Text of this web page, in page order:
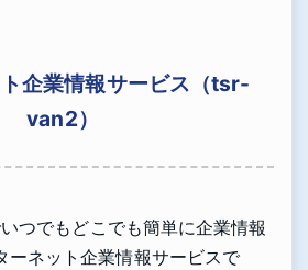
企業情報サービス（tsr-
van2）
つでもどこでも簡単に企業情報
ーネット企業情報サービスで